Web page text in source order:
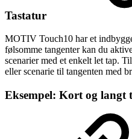
Tastatur
MOTIV Touch10 har et
følsomme tangenter kan du
scenarier med et enkelt let tap.
eller scenarie til tangenten med
Eksempel: Kort og